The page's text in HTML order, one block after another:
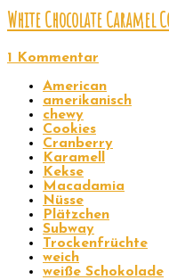
White Chocolate Caramel
1 Kommentar
American
amerikanisch
chewy
Cookies
Cranberry
Karamell
Kekse
Macadamia
Nüsse
Plätzchen
Subway
Trockenfrüchte
weich
weiße Schokolade